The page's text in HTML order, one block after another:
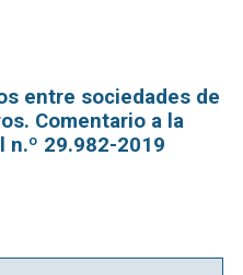
entre sociedades de
Comentario a la
n.º 29.982-2019